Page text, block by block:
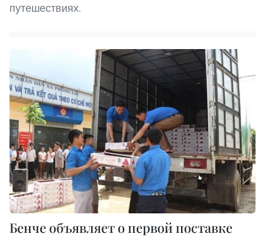
путешествиях.
Бенче объявляет о первой поставке